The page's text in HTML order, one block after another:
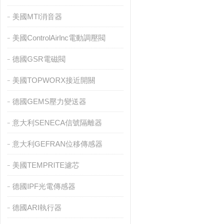
美國MTI消音器
美國ControlAirlnc電動調壓閥
德國GSR電磁閥
美國TOPWORX接近開關
德國GEMS壓力變送器
意大利SENECA信號隔離器
意大利GEFRAN位移傳感器
美國TEMPRITE濾芯
德國IPF光電傳感器
德國ARI執行器